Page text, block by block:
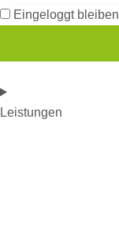
Eingeloggt bleiben
Leistungen